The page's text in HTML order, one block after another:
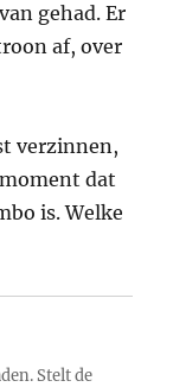
gehad. Er
af, over
verzinnen,
dat
is. Welke
Stelt de